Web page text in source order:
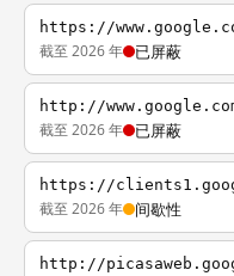
https://
截至 2026 年 已屏蔽
http://
截至 2026 年 已屏蔽
https://
截至 2026 年 间歇性
http://